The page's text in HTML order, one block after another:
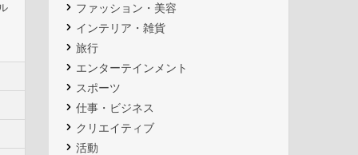
ファッション・美容
インテリア・雑貨
旅行
エンターテインメント
スポーツ
仕事・ビジネス
クリエイティブ
活動